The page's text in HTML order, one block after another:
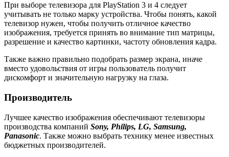
При выборе телевизора для PlayStation 3 и 4 следует
учитывать не только марку устройства. Чтобы понять, какой
телевизор нужен, чтобы получить отличное качество
изображения, требуется принять во внимание тип матрицы,
разрешение и качество картинки, частоту обновления кадра.
Также важно правильно подобрать размер экрана, иначе
вместо удовольствия от игры пользователь получит
дискомфорт и значительную нагрузку на глаза.
Производитель
Лучшее качество изображения обеспечивают телевизоры
производства компаний Sony, Philips, LG, Samsung,
Panasonic. Также можно выбрать технику менее известных
бюджетных производителей.